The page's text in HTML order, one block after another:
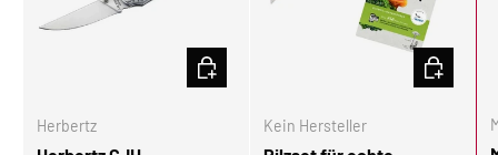
Herbertz
IN DEN WARENKORB
Kein Hersteller
IN DEN